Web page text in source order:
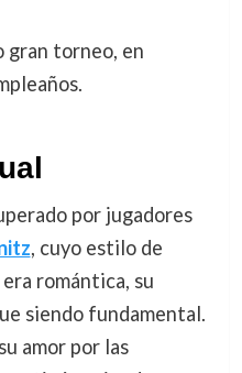
gran torneo, en
por jugadores
, cuyo estilo de
romántica, su
siendo fundamental.
amor por las